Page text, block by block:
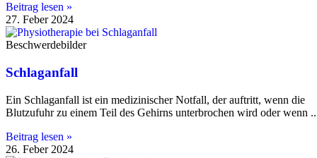
Beitrag lesen »
27. Feber 2024
Beschwerdebilder
Schlaganfall
Ein Schlaganfall ist ein medizinischer Notfall, der auftritt, wenn die
Blutzufuhr zu einem Teil des Gehirns unterbrochen wird oder wenn
Beitrag lesen »
26. Feber 2024